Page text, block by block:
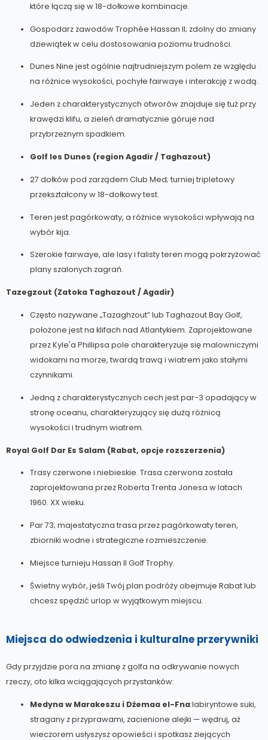
które łączą się w 18-dołkowe kombinacje.
Gospodarz zawodów Trophée Hassan II; zdolny do zmiany
dziewiątek w celu dostosowania poziomu trudności.
Dunes Nine jest ogólnie najtrudniejszym polem ze względu
na różnice wysokości, pochyłe fairwaye i interakcję z wodą.
Jeden z charakterystycznych otworów znajduje się tuż przy
krawędzi klifu, a zieleń dramatycznie góruje nad
przybrzeżnym spadkiem.
Golf les Dunes (region Agadir / Taghazout)
27 dołków pod zarządem Club Med; turniej tripletowy
przekształcony w 18-dołkowy test.
Teren jest pagórkowaty, a różnice wysokości wpływają na
wybór kija.
Szerokie fairwaye, ale lasy i falisty teren mogą pokrzyżować
plany szalonych zagrań.
Tazegzout (Zatoka Taghazout / Agadir)
Często nazywane „Tazaghzout” lub Taghazout Bay Golf,
położone jest na klifach nad Atlantykiem. Zaprojektowane
przez Kyle'a Phillipsa pole charakteryzuje się malowniczymi
widokami na morze, twardą trawą i wiatrem jako stałymi
czynnikami.
Jedną z charakterystycznych cech jest par-3 opadający w
stronę oceanu, charakteryzujący się dużą różnicą
wysokości i trudnym wiatrem.
Royal Golf Dar Es Salam (Rabat, opcje rozszerzenia)
Trasy czerwone i niebieskie. Trasa czerwona została
zaprojektowana przez Roberta Trenta Jonesa w latach
1960. XX wieku.
Par 73; majestatyczna trasa przez pagórkowaty teren,
zbiorniki wodne i strategiczne rozmieszczenie.
Miejsce turnieju Hassan II Golf Trophy.
Świetny wybór, jeśli Twój plan podróży obejmuje Rabat lub
chcesz spędzić urlop w wyjątkowym miejscu.
Miejsca do odwiedzenia i kulturalne przerywniki
Gdy przyjdzie pora na zmianę z golfa na odkrywanie nowych
rzeczy, oto kilka wciągających przystanków:
Medyna w Marakeszu i Dżemaa el-Fna:labiryntowe suki,
stragany z przyprawami, zacienione alejki — wędruj, aż
wieczorem usłyszysz opowieści i spotkasz ziejących